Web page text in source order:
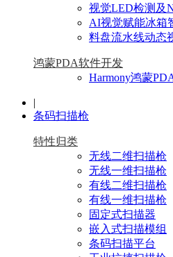
视觉LED检测及
AI视觉赋能冰箱
料盘流水线动态
鸿蒙PDA软件开发
Harmony鸿蒙
|
条码扫描枪
特性归类
无线二维扫描枪
无线一维扫描枪
有线二维扫描枪
有线一维扫描枪
固定式扫描器
嵌入式扫描模组
条码扫描平台